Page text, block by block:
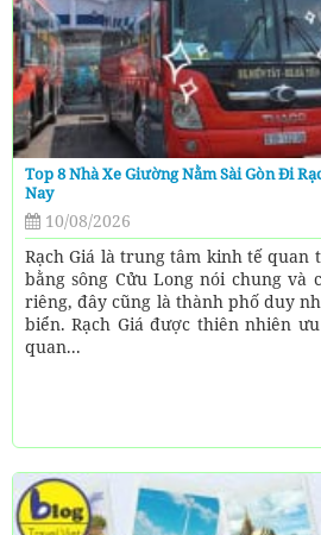
Top 8 Nhà Xe Giường Nằm Sài Gòn Đi
Nay
10/08/2026
Rạch Giá là trung tâm kinh tế quan
bằng sông Cửu Long nói chung và
riêng, đây cũng là thành phố duy
biển. Rạch Giá được thiên nhiên
quan...